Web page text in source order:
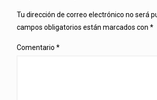
Tu dirección de correo electrónico no será
campos obligatorios están marcados con *
Comentario *